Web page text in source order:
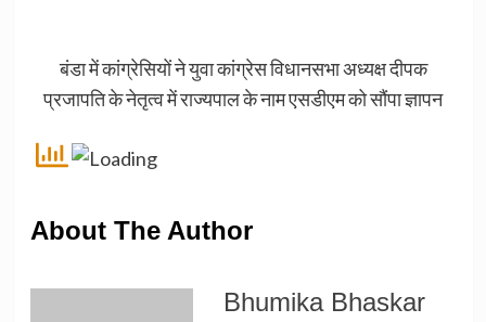
बंडा में कांग्रेसियों ने युवा कांग्रेस विधानसभा अध्यक्ष दीपक
प्रजापति के नेतृत्व में राज्यपाल के नाम एसडीएम को सौंपा ज्ञापन
About The Author
Bhumika Bhaskar